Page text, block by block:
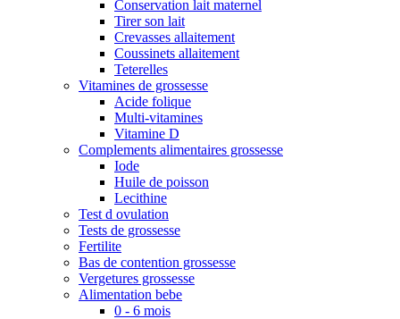
Conservation lait maternel
Tirer son lait
Crevasses allaitement
Coussinets allaitement
Teterelles
Vitamines de grossesse
Acide folique
Multi-vitamines
Vitamine D
Complements alimentaires grossesse
Iode
Huile de poisson
Lecithine
Test d ovulation
Tests de grossesse
Fertilite
Bas de contention grossesse
Vergetures grossesse
Alimentation bebe
0 - 6 mois